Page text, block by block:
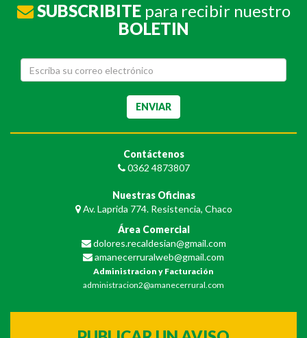
SUBSCRIBITEpara recibir nuestro
BOLETIN
Contáctenos
0362 4873807
Nuestras Oficinas
Av. Laprida 774. Resistencia, Chaco
Área Comercial
dolores.recaldesian@gmail.com
amanecerruralweb@gmail.com
Administracion y Facturación
administracion2@amanecerrural.com